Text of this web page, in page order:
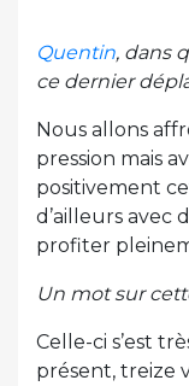
Quentin, dans
ce dernier
Nous allons
pression mais
positivement
d’ailleurs avec
profiter
Un mot sur
Celle-ci s’est
présent, treize